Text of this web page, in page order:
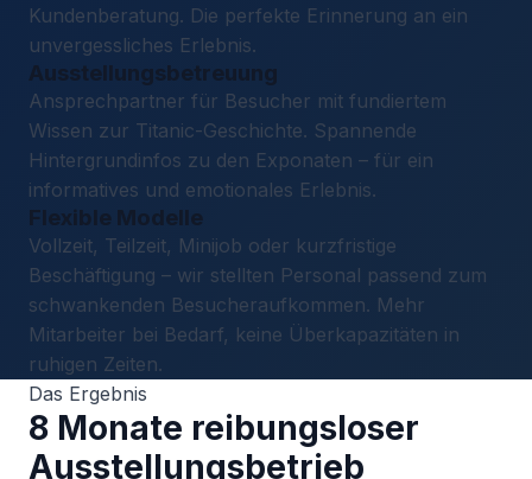
Kundenberatung. Die perfekte Erinnerung an ein
unvergessliches Erlebnis.
Ausstellungsbetreuung
Ansprechpartner für Besucher mit fundiertem
Wissen zur Titanic-Geschichte. Spannende
Hintergrundinfos zu den Exponaten – für ein
informatives und emotionales Erlebnis.
Flexible Modelle
Vollzeit, Teilzeit, Minijob oder kurzfristige
Beschäftigung – wir stellten Personal passend zum
schwankenden Besucheraufkommen. Mehr
Mitarbeiter bei Bedarf, keine Überkapazitäten in
ruhigen Zeiten.
Das Ergebnis
8 Monate reibungsloser
Ausstellungsbetrieb